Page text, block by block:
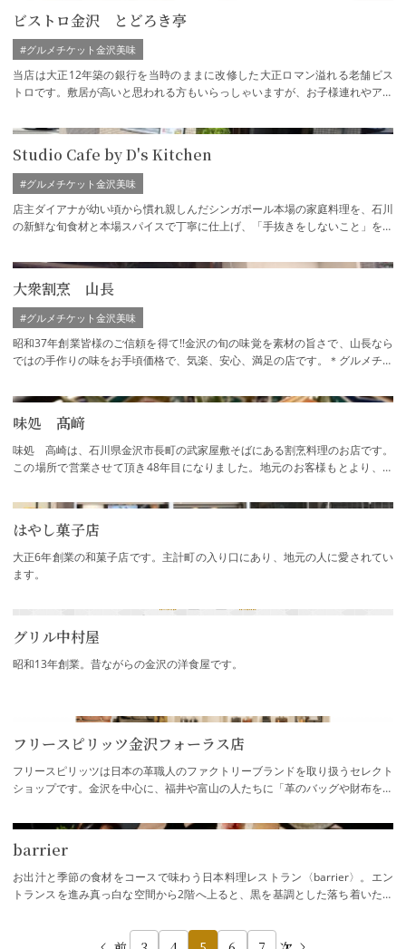
ビストロ金沢 とどろき亭
当店は大正12年築の銀行を当時のままに改修した大正ロマン溢れる老舗ビス
トロです。敷居が高いと思われる方もいらっしゃいますが、お子様連れやアラ
#グルメチケット金沢美味
Studio Cafe by D's Kitchen
店主ダイアナが幼い頃から慣れ親しんだシンガポール本場の家庭料理を、石川
の新鮮な旬食材と本場スパイスで丁寧に仕上げ、「手抜きをしないこと」を大
#グルメチケット金沢美味
大衆割烹 山長
昭和37年創業皆様のご信頼を得て!!金沢の旬の味覚を素材の旨さで、山長なら
ではの手作りの味をお手頃価格で、気楽、安心、満足の店です。＊グルメチケ
#グルメチケット金沢美味
味処 髙﨑
味処 高崎は、石川県金沢市長町の武家屋敷そばにある割烹料理のお店です。
この場所で営業させて頂き48年目になりました。地元のお客様もとより、観
はやし菓子店
大正6年創業の和菓子店です。主計町の入り口にあり、地元の人に愛されてい
ます。
グリル中村屋
昭和13年創業。昔ながらの金沢の洋食屋です。
フリースピリッツ金沢フォーラス店
フリースピリッツは日本の革職人のファクトリーブランドを取り扱うセレクト
ショップです。金沢を中心に、福井や富山の人たちに「革のバッグや財布をな
barrier
お出汁と季節の食材をコースで味わう日本料理レストラン〈barrier〉。エン
トランスを進み真っ白な空間から2階へ上ると、黒を基調とした落ち着いた空